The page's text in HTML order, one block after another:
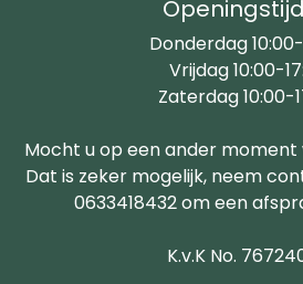
Donderdag
Vrijdag 10:00-
Zaterdag 10:00-
Mocht u op een ander moment
Dat is zeker mogelijk, neem
0633418432 om een
K.v.K No.